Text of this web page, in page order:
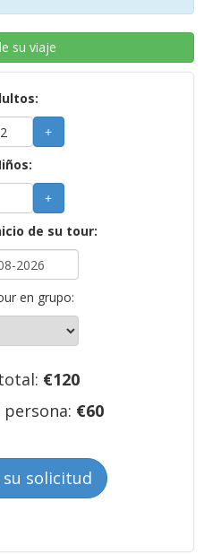
su viaje
+
+
de su tour:
en grupo:
€120
€60
su solicitud